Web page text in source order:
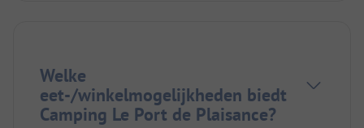
Welke
eet-/winkelmogelijkheden biedt
Camping Le Port de Plaisance?